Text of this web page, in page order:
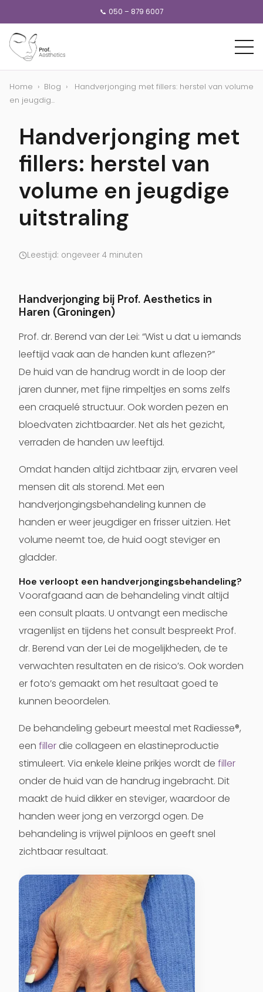
📞 050 – 879 6007
Home › Blog ›
Handverjonging met fillers: herstel van volume
en jeugdig...
Handverjonging met
fillers: herstel van
volume en jeugdige
uitstraling
Leestijd: ongeveer 4 minuten
Handverjonging bij Prof. Aesthetics in
Haren (Groningen)
Prof. dr. Berend van der Lei: “Wist u dat u iemands
leeftijd vaak aan de handen kunt aflezen?”
De huid van de handrug wordt in de loop der
jaren dunner, met fijne rimpeltjes en soms zelfs
een craquelé structuur. Ook worden pezen en
bloedvaten zichtbaarder. Net als het gezicht,
verraden de handen uw leeftijd.
Omdat handen altijd zichtbaar zijn, ervaren veel
mensen dit als storend. Met een
handverjongingsbehandeling kunnen de
handen er weer jeugdiger en frisser uitzien. Het
volume neemt toe, de huid oogt steviger en
gladder.
Hoe verloopt een handverjongingsbehandeling?
Voorafgaand aan de behandeling vindt altijd
een consult plaats. U ontvangt een medische
vragenlijst en tijdens het consult bespreekt Prof.
dr. Berend van der Lei de mogelijkheden, de te
verwachten resultaten en de risico’s. Ook worden
er foto’s gemaakt om het resultaat goed te
kunnen beoordelen.
De behandeling gebeurt meestal metRadiesse®,
een fillerdie collageen en elastineproductie
stimuleert. Via enkele kleine prikjes wordt de filler
onder de huid van de handrug ingebracht. Dit
maakt de huid dikker en steviger, waardoor de
handen weer jong en verzorgd ogen. De
behandeling is vrijwel pijnloos en geeft snel
zichtbaar resultaat.